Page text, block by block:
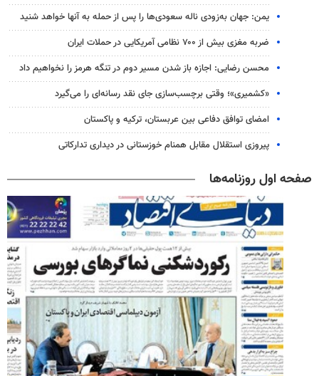
یمن: جهان به‌زودی ناله سعودی‌ها را پس از حمله به آنها خواهد شنید
ضربه مغزی بیش از ۷۰۰ نظامی آمریکایی در حملات ایران
محسن رضایی: اجازه باز شدن مسیر دوم در تنگه هرمز را نخواهیم داد
«کشمیری»؛ وقتی برچسب‌سازی جای نقد رسانه‌ای را می‌گیرد
امضای توافق دفاعی بین عربستان، ترکیه و پاکستان
پیروزی استقلال مقابل همنام خوزستانی در دیداری تدارکاتی
صفحه اول روزنامه‌ها